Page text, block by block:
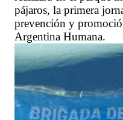
pájaros, la primera
prevención y
Argentina Humana.